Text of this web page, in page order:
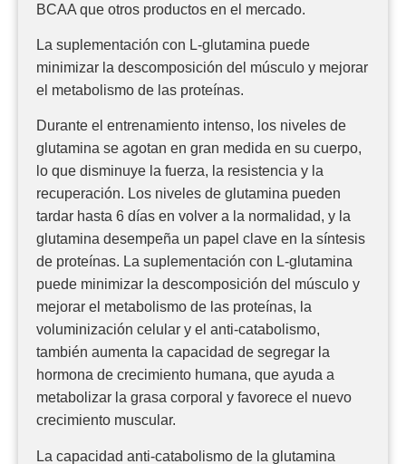
BCAA que otros productos en el mercado.
La suplementación con L-glutamina puede
minimizar la descomposición del músculo y mejorar
el metabolismo de las proteínas.
Durante el entrenamiento intenso, los niveles de
glutamina se agotan en gran medida en su cuerpo,
lo que disminuye la fuerza, la resistencia y la
recuperación. Los niveles de glutamina pueden
tardar hasta 6 días en volver a la normalidad, y la
glutamina desempeña un papel clave en la síntesis
de proteínas. La suplementación con L-glutamina
puede minimizar la descomposición del músculo y
mejorar el metabolismo de las proteínas, la
voluminización celular y el anti-catabolismo,
también aumenta la capacidad de segregar la
hormona de crecimiento humana, que ayuda a
metabolizar la grasa corporal y favorece el nuevo
crecimiento muscular.
La capacidad anti-catabolismo de la glutamina